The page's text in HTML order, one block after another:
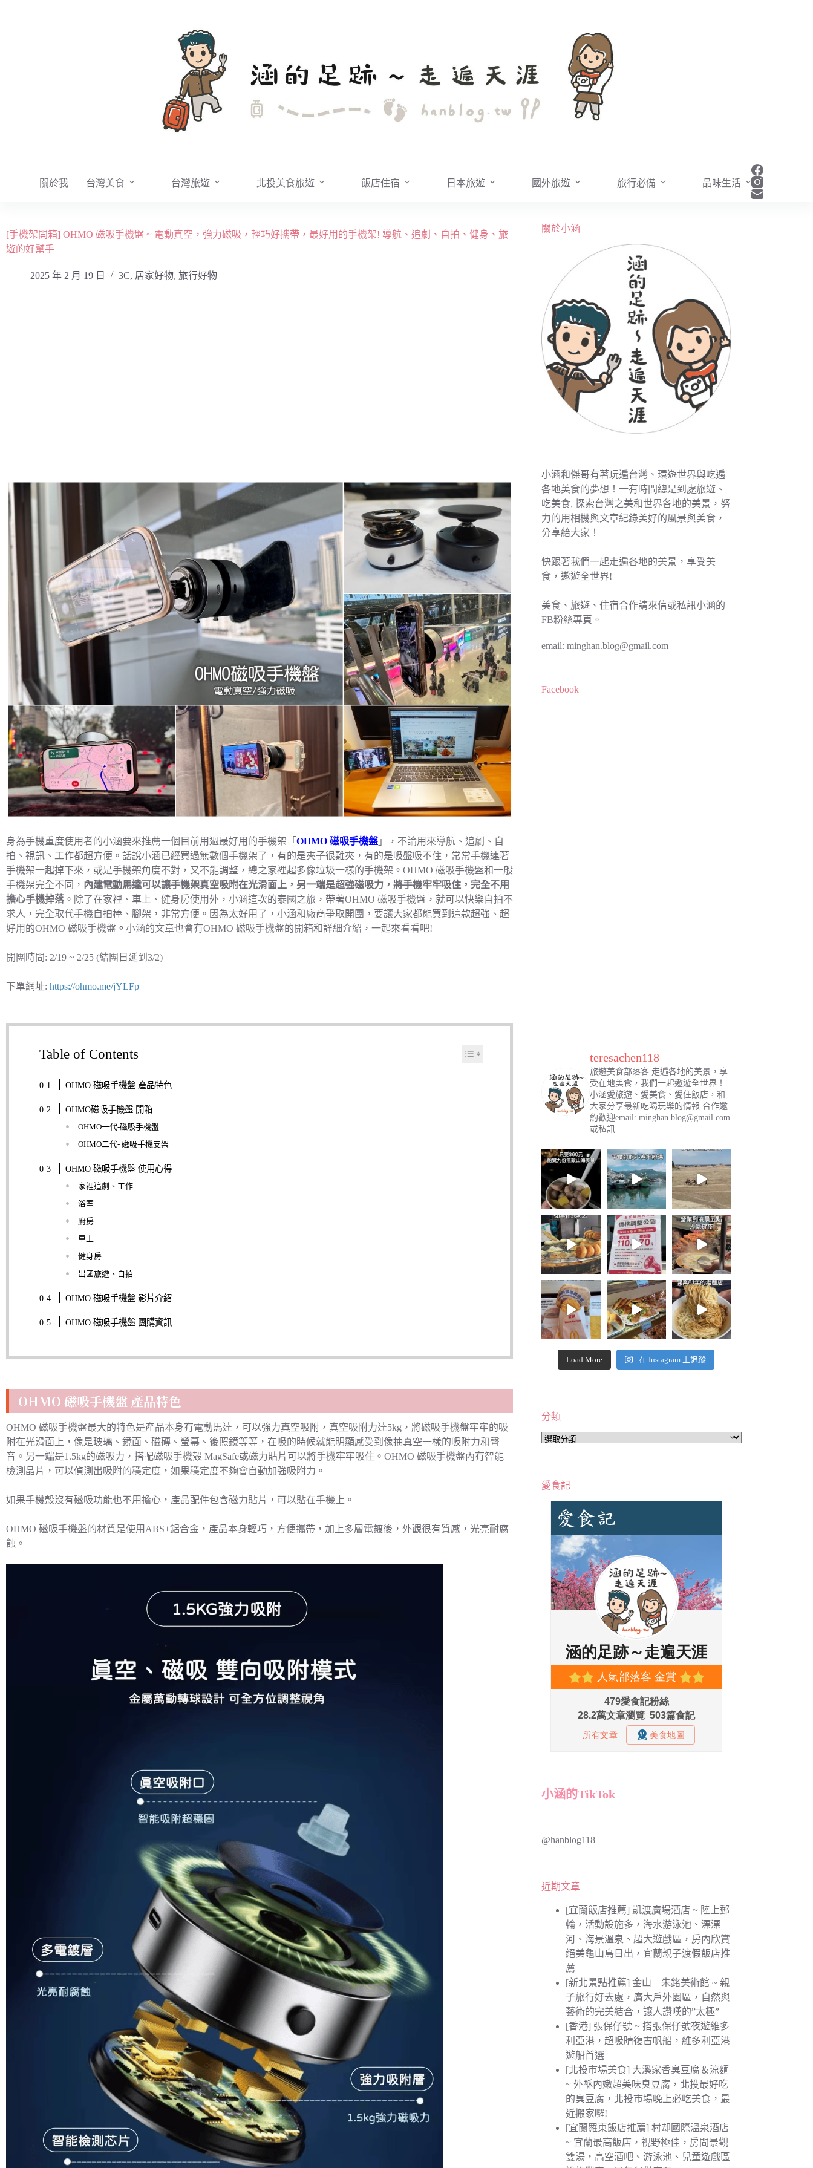
關於我 台灣美食 台灣旅遊 北投美食旅遊 飯店住宿 日本旅遊 國外旅遊 旅行必備 品味生活
[手機架開箱] OHMO 磁吸手機盤 ~ 電動真空，強力磁吸，輕巧好攜帶，最好用的手機架! 導航、追劇、自拍、健身、旅
遊的好幫手
2025 年 2 月 19 日 3C, 居家好物, 旅行好物
身為手機重度使用者的小涵要來推薦一個目前用過最好用的手機架「 OHMO 磁吸手機盤 」，不論用來導航、追劇、自
拍、視訊、工作都超方便。話說小涵已經買過無數個手機架了，有的是夾子很難夾，有的是吸盤吸不住，常常手機連著
手機架一起掉下來，或是手機架角度不對，又不能調整，總之家裡超多像垃圾一樣的手機架。OHMO 磁吸手機盤和一般
手機架完全不同， 內建電動馬達可以讓手機架真空吸附在光滑面上，另一端是超強磁吸力，將手機牢牢吸住，完全不用
擔心手機掉落。除了在家裡、車上、健身房使用外，小涵這次的泰國之旅，帶著OHMO 磁吸手機盤，就可以快樂自拍不
求人，完全取代手機自拍棒、腳架，非常方便。因為太好用了，小涵和廠商爭取開團，要讓大家都能買到這款超強、超
好用的OHMO 磁吸手機盤 。 小涵的文章也會有OHMO 磁吸手機盤的開箱和詳細介紹，一起來看看吧!
開團時間: 2/19 ~ 2/25 (結團日延到3/2)
下單網址: https://ohmo.me/jYLFp
Table of Contents
OHMO 磁吸手機盤 產品特色
OHMO磁吸手機盤 開箱
OHMO一代-磁吸手機盤
OHMO二代- 磁吸手機支架
OHMO 磁吸手機盤 使用心得
家裡追劇、工作
浴室
廚房
車上
健身房
出國旅遊、自拍
OHMO 磁吸手機盤 影片介紹
OHMO 磁吸手機盤 團購資訊
OHMO 磁吸手機盤 產品特色
OHMO 磁吸手機盤最大的特色是產品本身有電動馬達，可以強力真空吸附，真空吸附力達5kg，將磁吸手機盤牢牢的吸
附在光滑面上，像是玻璃、鏡面、磁磚、螢幕、後照鏡等等，在吸的時候就能明顯感受到像抽真空一樣的吸附力和聲
音。另一端是1.5kg的磁吸力，搭配磁吸手機殼 MagSafe或磁力貼片可以將手機牢牢吸住。OHMO 磁吸手機盤內有智能
檢測晶片，可以偵測出吸附的穩定度，如果穩定度不夠會自動加強吸附力。
如果手機殼沒有磁吸功能也不用擔心，產品配件包含磁力貼片，可以貼在手機上。
OHMO 磁吸手機盤的材質是使用ABS+鋁合金，產品本身輕巧，方便攜帶，加上多層電鍍後，外觀很有質感，光亮耐腐
蝕。
關於小涵
小涵和傑哥有著玩遍台灣、環遊世界與吃遍
各地美食的夢想！一有時間總是到處旅遊、
吃美食, 探索台灣之美和世界各地的美景，努
力的用相機與文章紀錄美好的風景與美食，
分享給大家！
快跟著我們一起走遍各地的美景，享受美
食，遨遊全世界!
美食、旅遊、住宿合作請來信或私訊小涵的
FB粉絲專頁。
email: minghan.blog@gmail.com
Facebook
teresachen118
旅遊美食部落客走遍各地的美景，享
受在地美食，我們一起遨遊全世界！
小涵愛旅遊、愛美食、愛住飯店，和
大家分享最新吃喝玩樂的情報 合作邀
約歡迎email: minghan.blog@gmail.com
或私訊
Load More 在 Instagram 上追蹤
分類
分
愛食記
小涵的TikTok
@hanblog118
近期文章
[宜蘭飯店推薦] 凱渡廣場酒店 ~ 陸上郵
輪，活動設施多，海水游泳池、漂漂
河、海景溫泉、超大遊戲區，房內欣賞
絕美龜山島日出，宜蘭親子渡假飯店推
薦
[新北景點推薦] 金山 – 朱銘美術館 ~ 親
子旅行好去處，廣大戶外園區，自然與
藝術的完美結合，讓人讚嘆的”太極”
[香港] 張保仔號 ~ 搭張保仔號夜遊維多
利亞港，超吸睛復古帆船，維多利亞港
遊船首選
[北投市場美食] 大溪家香臭豆腐＆涼麵
~ 外酥內嫩超美味臭豆腐，北投最好吃
的臭豆腐，北投市場晚上必吃美食，最
近搬家囉!
[宜蘭羅東飯店推薦] 村却國際溫泉酒店
~ 宜蘭最高飯店，視野極佳，房間景觀
雙湯，高空酒吧、游泳池、兒童遊戲區